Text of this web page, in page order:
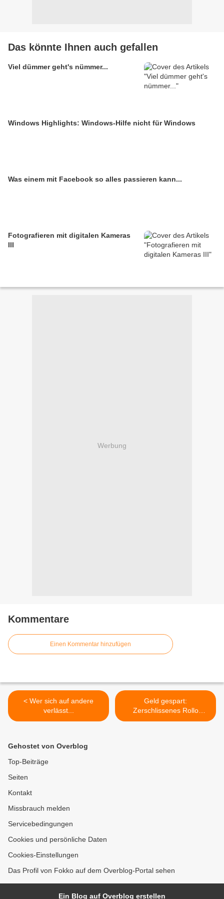
Das könnte Ihnen auch gefallen
Viel dümmer geht's nümmer...
Windows Highlights: Windows-Hilfe nicht für Windows
Was einem mit Facebook so alles passieren kann...
Fotografieren mit digitalen Kameras
III
Werbung
Kommentare
Einen Kommentar hinzufügen
< Wer sich auf andere
verlässt...
Geld gespart:
Zerschlissenes Rollo
instandsetzen >
Gehostet von Overblog
Top-Beiträge
Seiten
Kontakt
Missbrauch melden
Servicebedingungen
Cookies und persönliche Daten
Cookies-Einstellungen
Das Profil von Fokko auf dem Overblog-Portal sehen
Ein Blog auf Overblog erstellen